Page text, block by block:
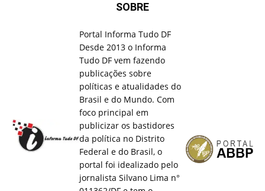
SOBRE
Portal Informa Tudo DF
Desde 2013 o Informa
Tudo DF vem fazendo
publicações sobre
políticas e atualidades do
Brasil e do Mundo. Com
foco principal em
publicizar os bastidores
da política no Distrito
Federal e do Brasil, o
portal foi idealizado pelo
jornalista Silvano Lima n°